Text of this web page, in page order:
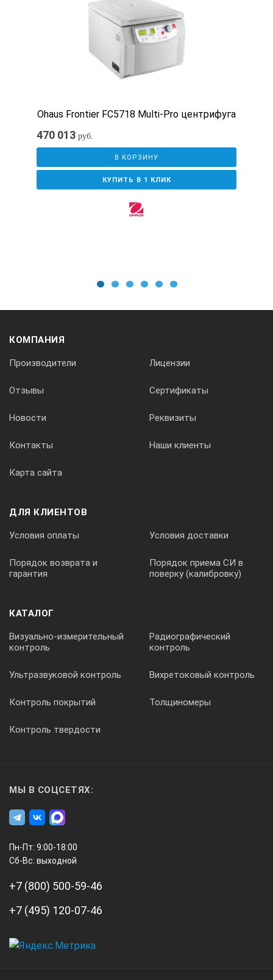
520х210х170 мм
Ohaus Frontier FC5718 Multi-Pro центрифуга
470 013 руб.
В КОРЗИНУ
КУПИТЬ В 1 КЛИК
КОМПАНИЯ
Производители Лицензии
Отзывы Сертификаты
Новости Реквизиты
Контакты Наши клиенты
Карта сайта
ДЛЯ КЛИЕНТОВ
Условия оплаты Условия доставки
Порядок возврата и
гарантия
Порядок приема СИ в
поверку (калибровку)
КАТАЛОГ
Визуально-измерительный
контроль
Радиографический
контроль
Ультразвуковой контроль Вихретоковый контроль
Контроль покрытий Толщиномеры
Контроль твердости
МЫ В СОЦСЕТЯХ:
Пн-Пт: 9:00-18:00
Сб-Вс: выходной
+7 (800) 500-59-46
+7 (495) 120-07-46